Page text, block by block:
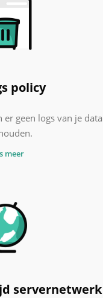
policy
er geen logs van je data
meer
servernetwerk